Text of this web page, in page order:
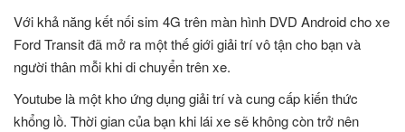
Với khả năng kết nối sim 4G trên màn hình DVD Android cho xe
Ford Transit đã mở ra một thế giới giải trí vô tận cho bạn và
người thân mỗi khi di chuyển trên xe.
Youtube là một kho ứng dụng giải trí và cung cấp kiến thức
khổng lồ. Thời gian của bạn khi lái xe sẽ không còn trở nên